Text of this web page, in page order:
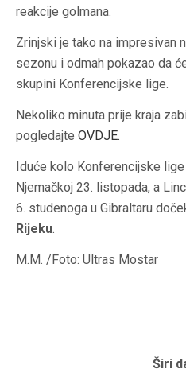
reakcije golmana.
Zrinjski je tako na impresivan
sezonu i odmah pokazao da
skupini Konferencijske lige.
Nekoliko minuta prije kraja
pogledajte OVDJE.
Iduće kolo Konferencijske
Njemačkoj 23. listopada, a
6. studenoga u Gibraltaru
Rijeku.
M.M. /Foto: Ultras Mostar
Širi